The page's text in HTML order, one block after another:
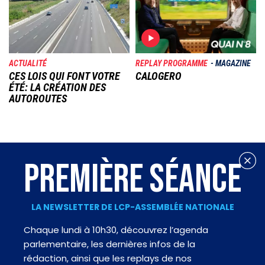
ACTUALITÉ
CES LOIS QUI FONT VOTRE
ÉTÉ: LA CRÉATION DES
AUTOROUTES
REPLAY PROGRAMME MAGAZINE
CALOGERO
PREMIÈRE SÉANCE
LA NEWSLETTER DE LCP-ASSEMBLÉE NATIONALE
Chaque lundi à 10h30, découvrez l’agenda
parlementaire, les dernières infos de la
rédaction, ainsi que les replays de nos